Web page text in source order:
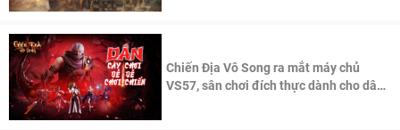
Chiến Địa Vô Song ra mắt máy chủ
VS57, sân chơi đích thực dành cho dân